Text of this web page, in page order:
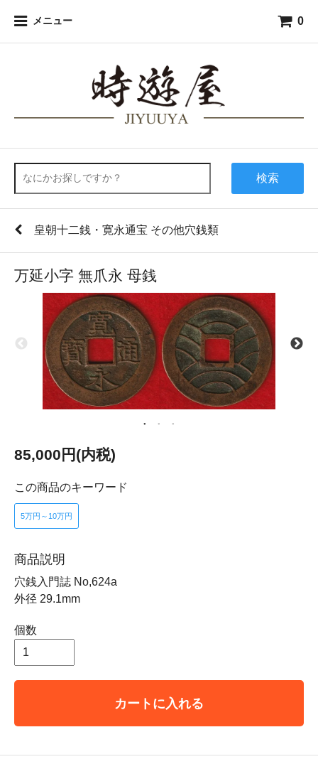
メニュー 0
検索
皇朝十二銭・寛永通宝 その他穴銭類
万延小字 無爪永 母銭
85,000円(内税)
この商品のキーワード
5万円～10万円
商品説明
穴銭入門誌 No,624a
外径 29.1mm
個数
カートに入れる